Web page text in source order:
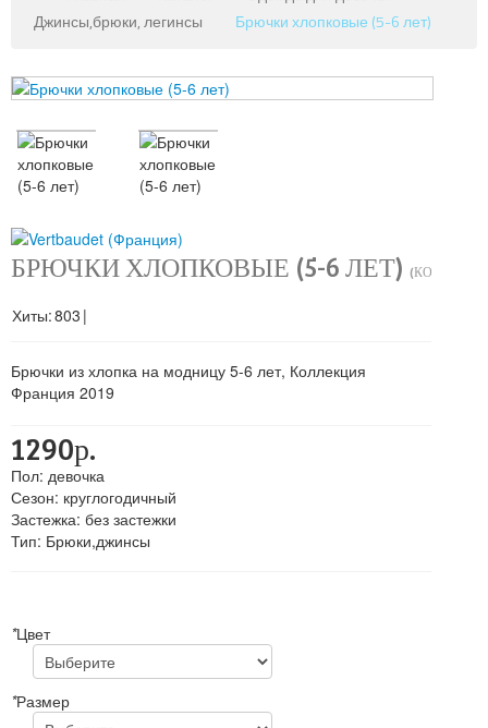
Джинсы,брюки, легинсы
Брючки хлопковые (5-6 лет)
БРЮЧКИ ХЛОПКОВЫЕ (5-6 ЛЕТ) (КОД:
Хиты:803 |
Брючки из хлопка на модницу 5-6 лет, Коллекция
Франция 2019
1290р.
Пол: девочка
Сезон: круглогодичный
Застежка: без застежки
Тип: Брюки,джинсы
*Цвет
*Размер